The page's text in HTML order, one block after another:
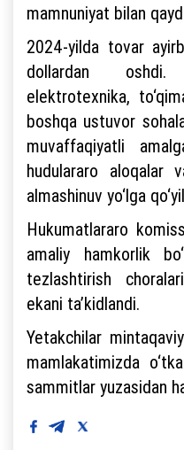
mamnuniyat bilan
2024-yilda tovar
dollardan
elektrotexnika,
boshqa ustuvor
muvaffaqiyatli
hudulararo aloqalar
almashinuv yo‘lga
Hukumatlararo
amaliy hamkorlik
tezlashtirish
ekani ta’kidlandi.
Yetakchilar
mamlakatimizda
sammitlar yuzasidan